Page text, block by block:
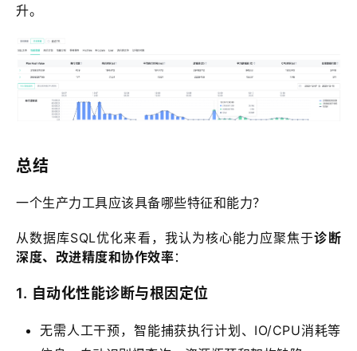
升。
总结
一个生产力工具应该具备哪些特征和能力？
从数据库SQL优化来看，我认为核心能力应聚焦于诊断
深度、改进精度和协作效率：
1. 自动化性能诊断与根因定位
无需人工干预，智能捕获执行计划、IO/CPU消耗等